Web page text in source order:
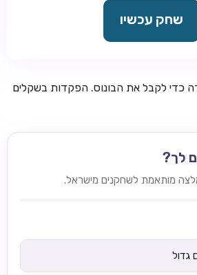
שחק עכשיו
כדי לקבל את הבונוס. הפקדות בשקלים
לך?
גדול